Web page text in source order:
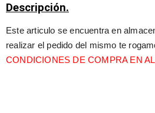
Descripción.
Este articulo se encuentra en
CONDICIONES DE COMPRA EN